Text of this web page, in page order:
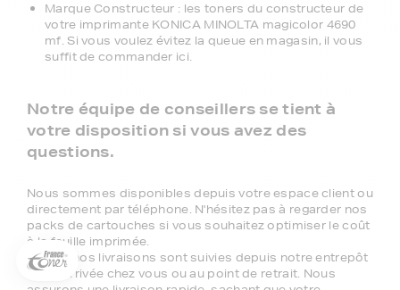
Marque Constructeur : les toners du constructeur de
votre imprimante KONICA MINOLTA magicolor 4690
mf. Si vous voulez évitez la queue en magasin, il vous
suffit de commander ici.
Notre équipe de conseillers se tient à
votre disposition si vous avez des
questions.
Nous sommes disponibles depuis votre espace client ou
directement par téléphone. N'hésitez pas à regarder nos
packs de cartouches si vous souhaitez optimiser le coût
à la feuille imprimée.
Toutes nos livraisons sont suivies depuis notre entrepôt
à leur arrivée chez vous ou au point de retrait. Nous
5€ offerts sur votre 1ère
5€
Inscrivez-vous à notre newsletter, suivez notre actualité et
bénéficiez immédiatement
commande * !